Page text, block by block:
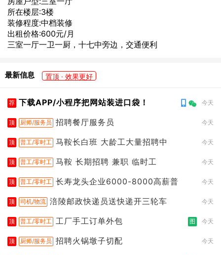
所在楼层:3楼
装修程度:中档装修
出租价格:600元/月
三室一厅一卫一厨，十七中旁边，交通便利
最新信息 置顶 · 效果更好
荐 下载APP/小程序把网站装进口袋！ 今天
顶 厨师/服务员 招聘餐厅服务员 今天
顶 普工/零时工 马鞍长白班 大龄工大量招聘中 今天
顶 普工/零时工 马鞍 长期招聘 兼职 临时工 今天
顶 普工/零时工 长寿龙头企业6000-8000高薪普 今天
顶 司机/物流 涪陵邮政快递员送快递开三轮车 今天
顶 普工/零时工 工厂手工订单外包 图 今天
顶 厨师/服务员 招聘火锅墩子切配 今天